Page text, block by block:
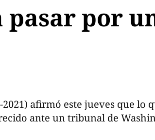
por
afirmó este jueves que lo
ante un tribunal de